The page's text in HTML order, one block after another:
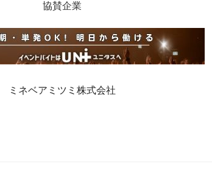
協賛企業
ミネベアミツミ株式会社